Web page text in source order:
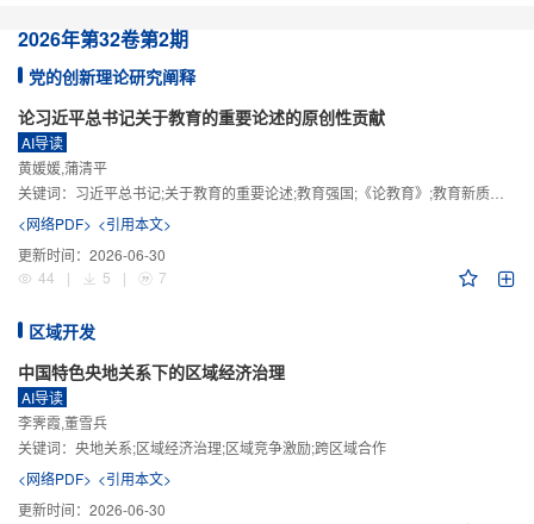
2026年第32卷第2期
党的创新理论研究阐释
论习近平总书记关于教育的重要论述的原创性贡献
AI导读
黄媛媛,蒲清平
关键词： 习近平总书记;关于教育的重要论述;教育强国;《论教育》;教育新质生产力;教育人工智能
<网络PDF> <引用本文>
更新时间： 2026-06-30
44
| 5 | 7
区域开发
中国特色央地关系下的区域经济治理
AI导读
李霁霞,董雪兵
关键词： 央地关系;区域经济治理;区域竞争激励;跨区域合作
<网络PDF> <引用本文>
更新时间： 2026-06-30